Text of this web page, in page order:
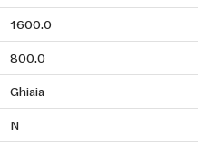
1600.0
800.0
Ghiaia
N